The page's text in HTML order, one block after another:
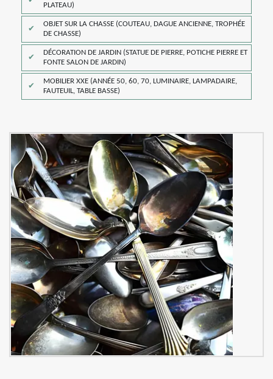
PLATEAU)
OBJET SUR LA CHASSE (COUTEAU, DAGUE ANCIENNE, TROPHÉE
DE CHASSE)
DÉCORATION DE JARDIN (STATUE DE PIERRE, POTICHE PIERRE ET
FONTE SALON DE JARDIN)
MOBILIER XXE (ANNÉE 50, 60, 70, LUMINAIRE, LAMPADAIRE,
FAUTEUIL, TABLE BASSE)